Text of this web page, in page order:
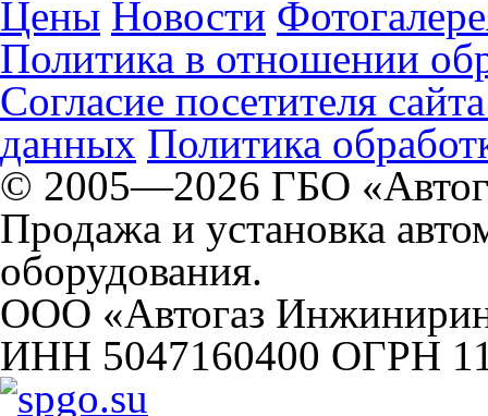
Цены Новости
Политика в отношении
Согласие посетителя
данных Политика
© 2005—2026 ГБО
Продажа и установка
оборудования.
ООО «Автогаз
ИНН 5047160400 ОГРН